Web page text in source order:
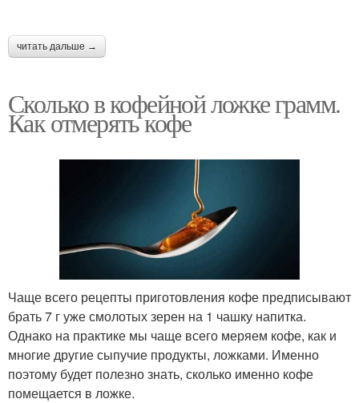
читать дальше →
Сколько в кофейной ложке грамм.
Как отмерять кофе
Чаще всего рецепты приготовления кофе предписывают
брать 7 г уже смолотых зерен на 1 чашку напитка.
Однако на практике мы чаще всего меряем кофе, как и
многие другие сыпучие продукты, ложками. Именно
поэтому будет полезно знать, сколько именно кофе
помещается в ложке.